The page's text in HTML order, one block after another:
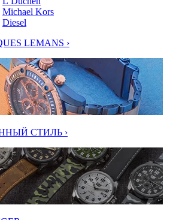
Michael Kors
Diesel
LEMANS ›
СТИЛЬ ›